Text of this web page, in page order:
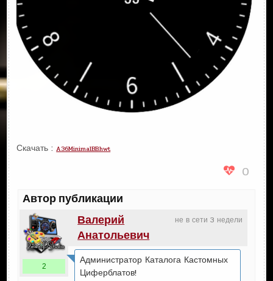
Скачать :A36MinimalBB.hwt
0
Автор публикации
не в сети 3 недели
Валерий
Анатольевич
2
Администратор Каталога Кастомных
Циферблатов!